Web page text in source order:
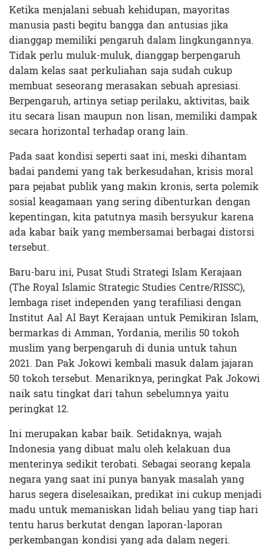
Ketika menjalani sebuah kehidupan, mayoritas
manusia pasti begitu bangga dan antusias jika
dianggap memiliki pengaruh dalam lingkungannya.
Tidak perlu muluk-muluk, dianggap berpengaruh
dalam kelas saat perkuliahan saja sudah cukup
membuat seseorang merasakan sebuah apresiasi.
Berpengaruh, artinya setiap perilaku, aktivitas, baik
itu secara lisan maupun non lisan, memiliki dampak
secara horizontal terhadap orang lain.
Pada saat kondisi seperti saat ini, meski dihantam
badai pandemi yang tak berkesudahan, krisis moral
para pejabat publik yang makin kronis, serta polemik
sosial keagamaan yang sering dibenturkan dengan
kepentingan, kita patutnya masih bersyukur karena
ada kabar baik yang membersamai berbagai distorsi
tersebut.
Baru-baru ini, Pusat Studi Strategi Islam Kerajaan
(The Royal Islamic Strategic Studies Centre/RISSC),
lembaga riset independen yang terafiliasi dengan
Institut Aal Al Bayt Kerajaan untuk Pemikiran Islam,
bermarkas di Amman, Yordania, merilis 50 tokoh
muslim yang berpengaruh di dunia untuk tahun
2021. Dan Pak Jokowi kembali masuk dalam jajaran
50 tokoh tersebut. Menariknya, peringkat Pak Jokowi
naik satu tingkat dari tahun sebelumnya yaitu
peringkat 12.
Ini merupakan kabar baik. Setidaknya, wajah
Indonesia yang dibuat malu oleh kelakuan dua
menterinya sedikit terobati. Sebagai seorang kepala
negara yang saat ini punya banyak masalah yang
harus segera diselesaikan, predikat ini cukup menjadi
madu untuk memaniskan lidah beliau yang tiap hari
tentu harus berkutat dengan laporan-laporan
perkembangan kondisi yang ada dalam negeri.